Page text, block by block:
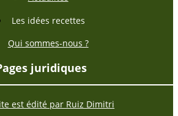
Les idées recettes
Qui sommes-nous ?
juridiques
est édité par Ruiz Dimitri